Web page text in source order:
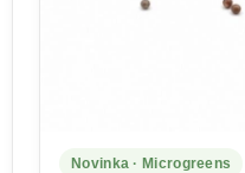
Novinka · Microgreens